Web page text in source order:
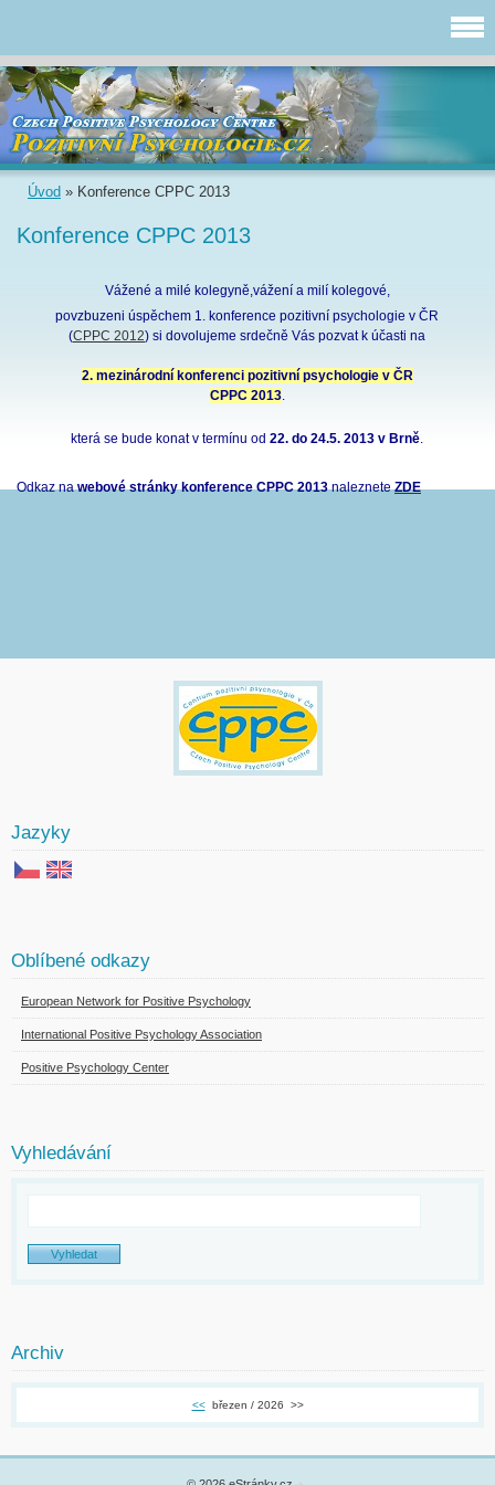
Úvod » Konference CPPC 2013
Konference CPPC 2013
Vážené a milé kolegyně,vážení a milí kolegové,
povzbuzeni úspěchem 1. konference pozitivní psychologie v ČR
(CPPC 2012) si dovolujeme srdečně Vás pozvat k účasti na
2. mezinárodníkonferenci pozitivní psychologie v ČR
CPPC 2013.
která se bude konat v termínu od 22. do 24.5. 2013 v Brně.
Odkaz nawebové stránky konference CPPC 2013nalezneteZDE
Jazyky
Oblíbené odkazy
European Network for Positive Psychology
International Positive Psychology Association
Positive Psychology Center
Vyhledávání
Archiv
<< březen / 2026 >>